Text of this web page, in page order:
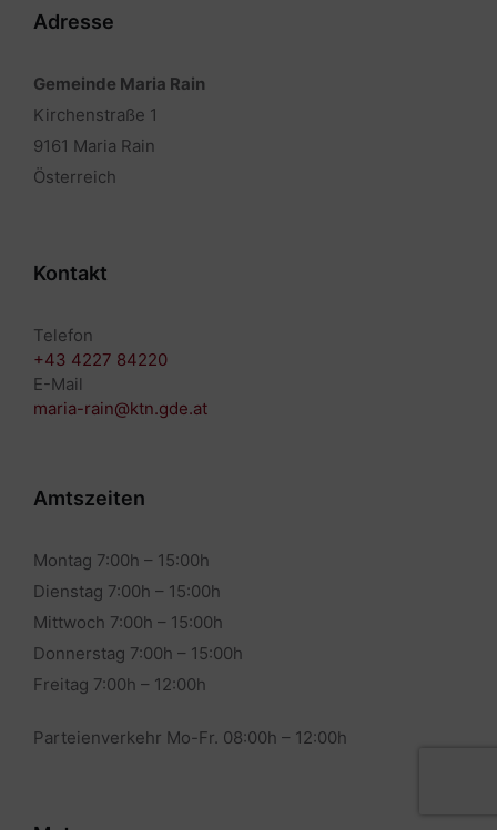
Adresse
Gemeinde Maria Rain
Kirchenstraße 1
9161 Maria Rain
Österreich
Kontakt
Telefon
+43 4227 84220
E-Mail
maria-rain@ktn.gde.at
Amtszeiten
Montag 7:00h – 15:00h
Dienstag 7:00h – 15:00h
Mittwoch 7:00h – 15:00h
Donnerstag 7:00h – 15:00h
Freitag 7:00h – 12:00h
Parteienverkehr Mo-Fr. 08:00h – 12:00h